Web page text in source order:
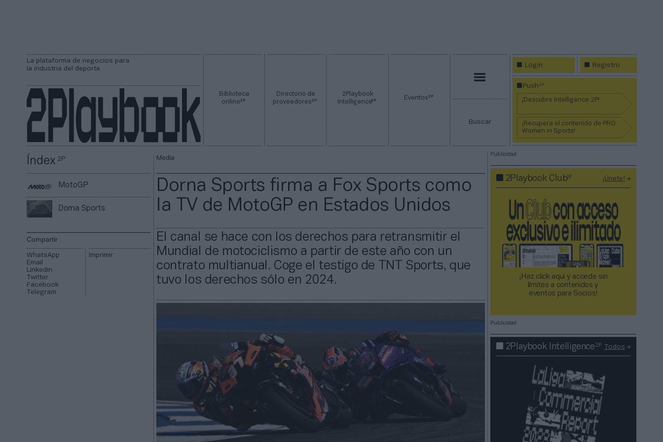
La plataforma de negocios para
la industria del deporte
Biblioteca
online2P
Directorio de
proveedores2P
2Playbook
Intelligence2P Eventos2P
Buscar
Login Registro
Push2P
¡Descubre Intelligence 2P!
¡Recupera el contenido de PRO
Women in Sports!
Índex2P
MotoGP
Dorna Sports
Compartir
WhatsApp
Email
Linkedin
Twitter
Facebook
Telegram
Imprimir
Media
Dorna Sports firma a Fox Sports como
la TV de MotoGP en Estados Unidos
El canal se hace con los derechos para retransmitir el
Mundial de motociclismo a partir de este año con un
contrato multianual. Coge el testigo de TNT Sports, que
tuvo los derechos sólo en 2024.
Publicidad
2Playbook Club2P ¡Únete!
¡Haz click aquí y accede sin
límites a contenidos y
eventos para Socios!​​​​​​​
Publicidad
2Playbook Intelligence2P Todos